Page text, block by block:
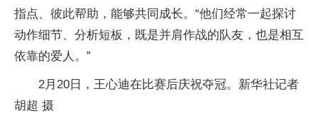
指点、彼此帮助，能够共同成长。“他们经常一起探讨
动作细节、分析短板，既是并肩作战的队友，也是相互
依靠的爱人。”
2月20日，王心迪在比赛后庆祝夺冠。新华社记者
胡超 摄